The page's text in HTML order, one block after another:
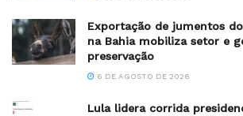
Exportação de jumentos
na Bahia mobiliza setor e
preservação
6 DE AGOSTO DE 2026
Lula lidera corrida